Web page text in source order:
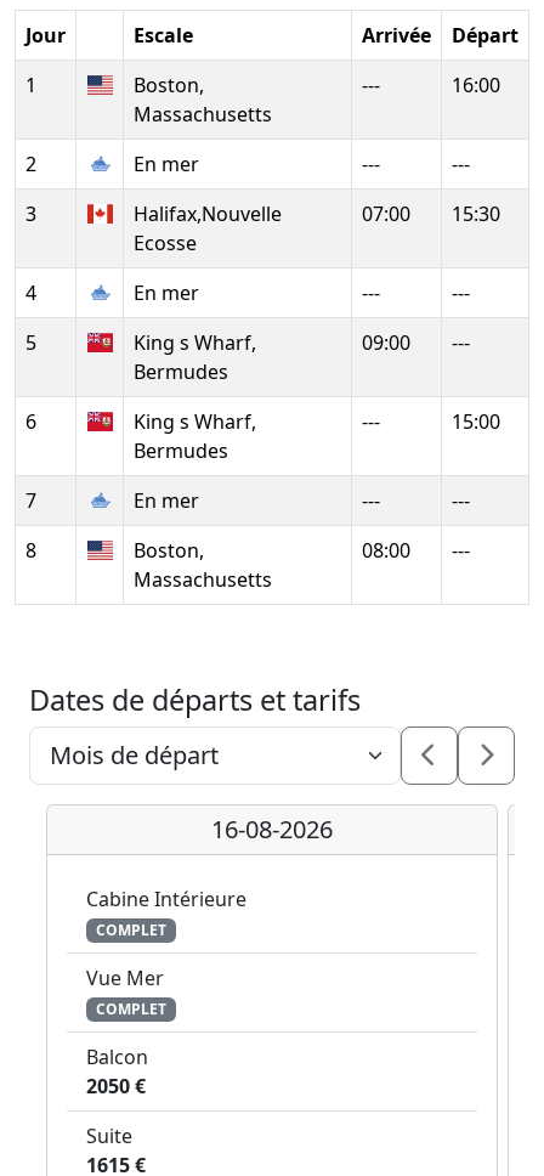
Jour Escale Arrivée
Départ
1
Boston,
Massachusetts
--- 16:00
2 En mer ---
---
3
Halifax,Nouvelle
Ecosse
07:00 15:30
4 En mer ---
---
5
King s Wharf,
Bermudes
09:00 ---
6
King s Wharf,
Bermudes
--- 15:00
7 En mer ---
---
8
Boston,
Massachusetts
08:00 ---
Dates de départs et tarifs
16-08-2026
Cabine Intérieure
COMPLET
Vue Mer
COMPLET
Balcon
2050 €
Suite
1615 €